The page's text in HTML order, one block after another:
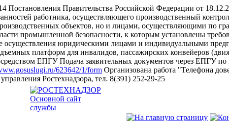
Постановления Правительства Российской Федерации от
работника, осуществляющего производственный
объектов, но и лицами, осуществляющими по
промышленной безопасности, к которым установлены
осуществления юридическими лицами и индивидуальными
платформ для инвалидов, пассажирских конвейеров
ЕПГУПодача заявительных документов через ЕПГУ
623642/1/form Организована работа "Телефона
Ростехнадзора, тел. 8(391) 252-29-25
Основной сайт
службы